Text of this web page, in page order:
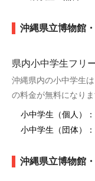
沖縄県立博物館
県内小中学生フリ
沖縄県内の小中学生
の料金が無料になりま
小中学生（個人）
小中学生（団体）
沖縄県立博物館